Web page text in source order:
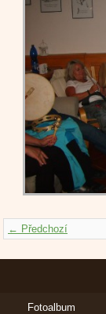
← Předchozí
Fotoalbum